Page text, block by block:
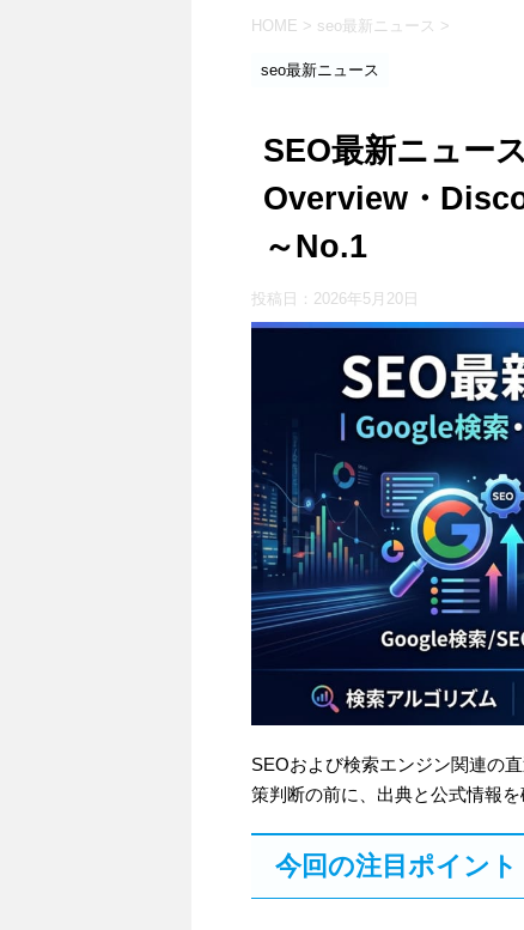
HOME > seo最新ニュース >
seo最新ニュース
SEO最新ニュー
Overview・
～No.1
投稿日： 2026年5月20日
SEOおよび検索エンジン関連の
策判断の前に、出典と公式情報
今回の注目ポイント